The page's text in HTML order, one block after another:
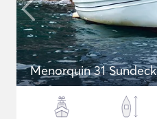
Menorquin 31 Sundeck